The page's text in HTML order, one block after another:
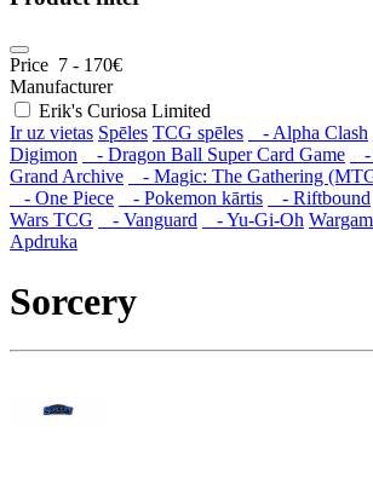
Price 7 - 170€
Manufacturer
Erik's Curiosa Limited
Ir uz vietas Spēles TCG spēles - Alpha Clash
Digimon
- Dragon Ball Super Card Game -
Grand Archive
- Magic: The Gathering
- One Piece
- Pokemon kārtis - Riftbound
Wars TCG
- Vanguard - Yu-Gi-Oh
Apdruka
Sorcery